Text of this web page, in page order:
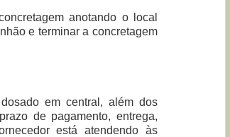
anotando o local
e terminar a concretagem
em central, além dos
de pagamento, entrega,
está atendendo às